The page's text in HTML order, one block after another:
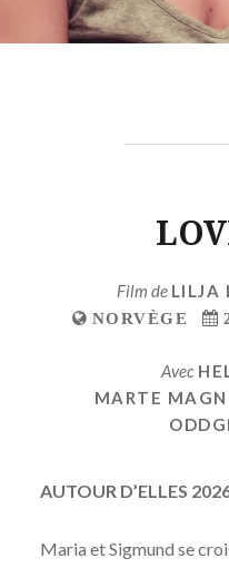
Film de LILJA
NORVÈGE
Avec
MARTE
AUTOUR D’ELLES
Maria et Sigmund se